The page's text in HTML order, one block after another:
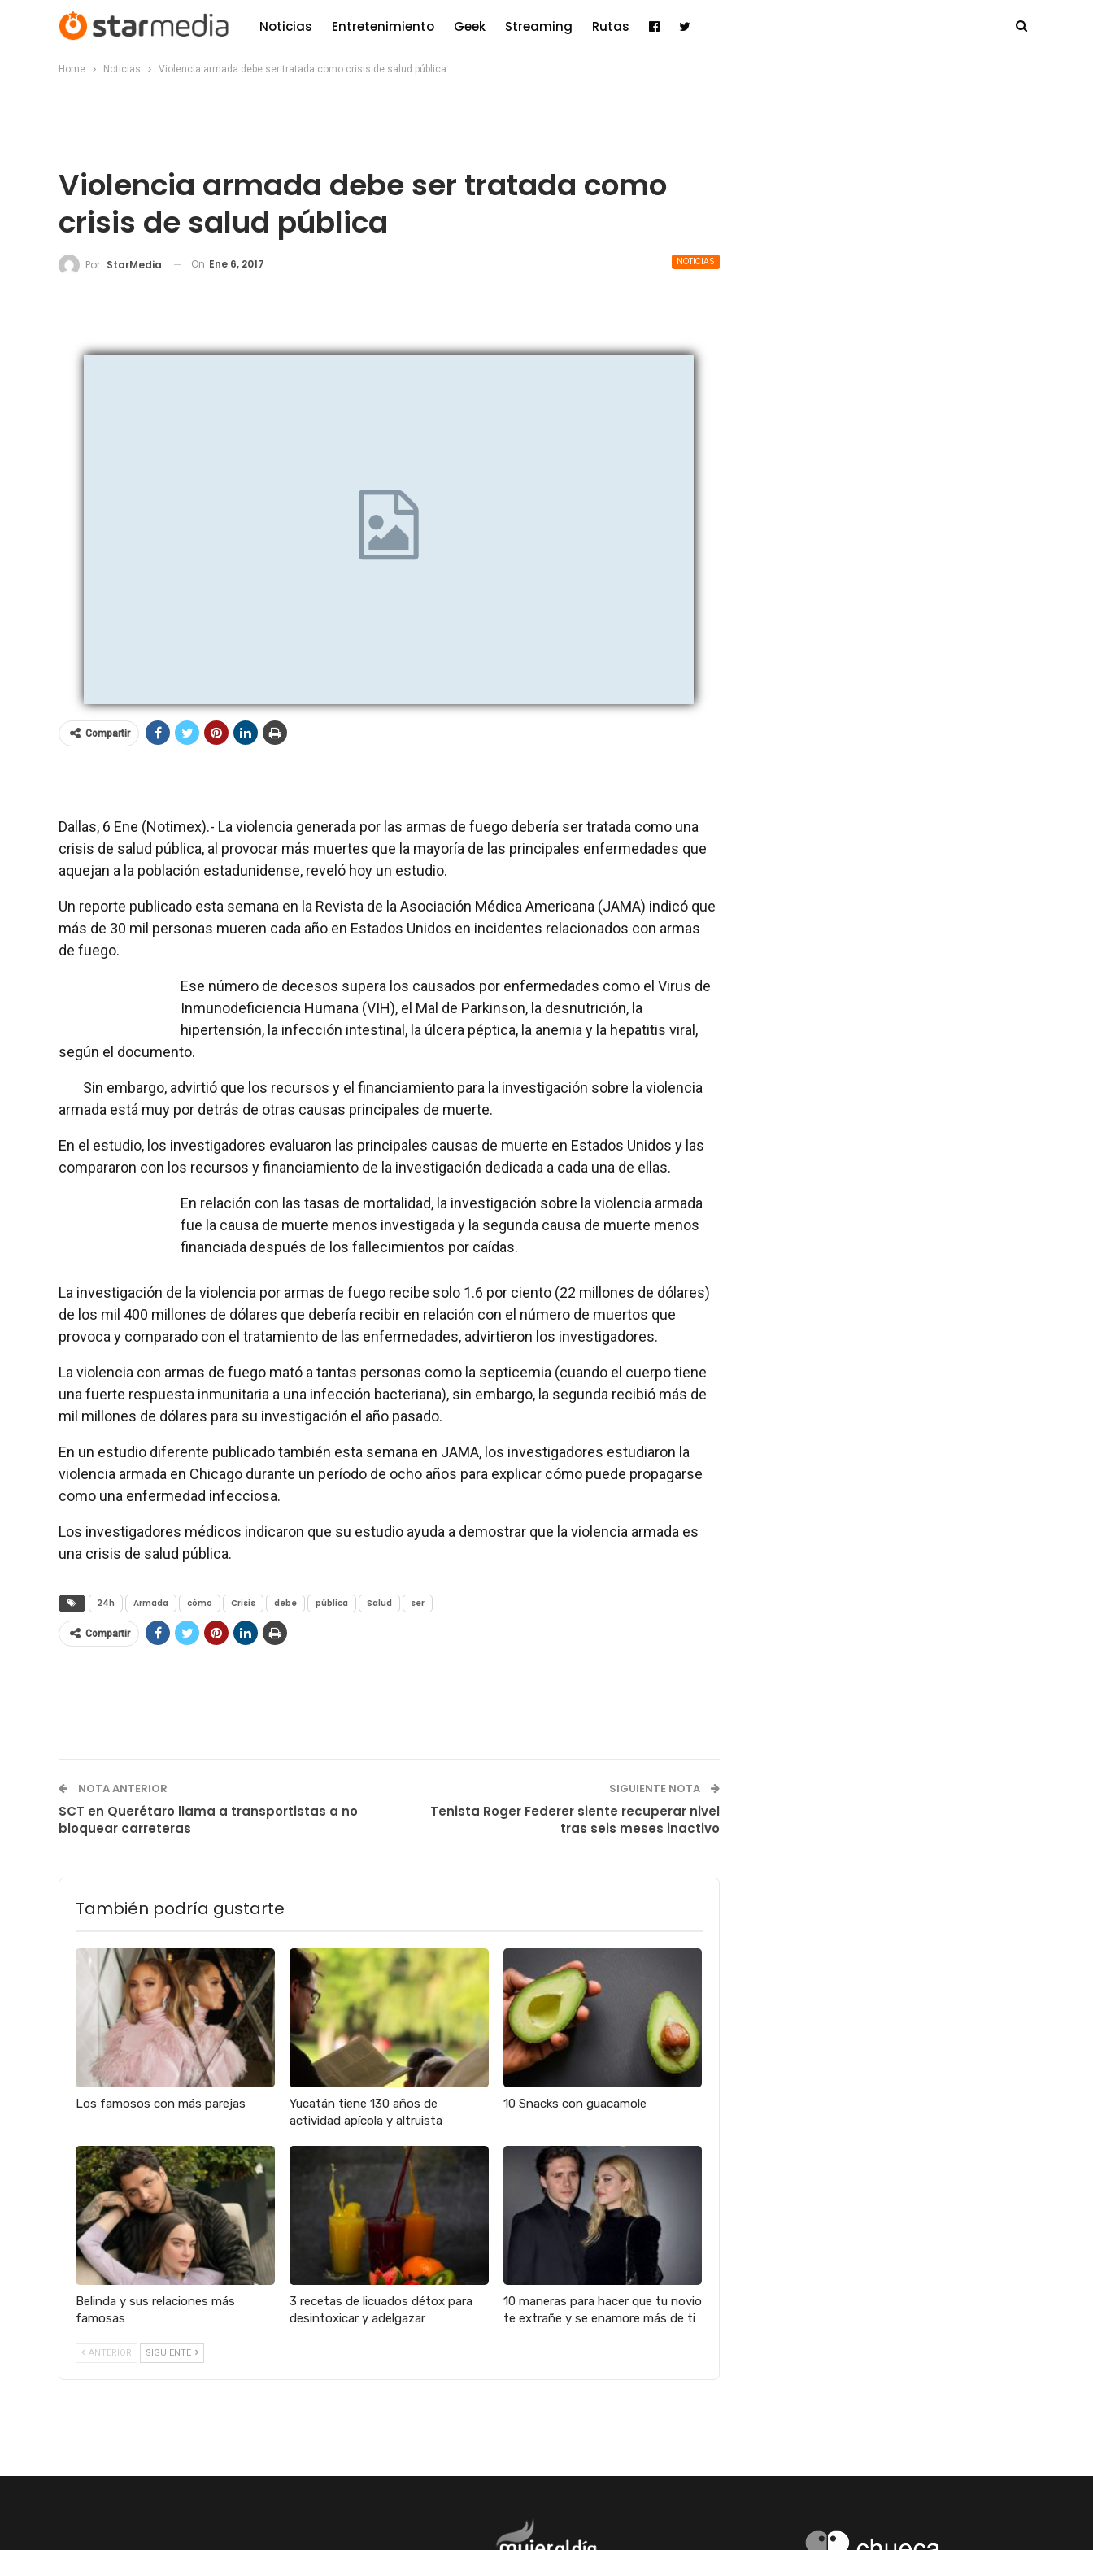
Noticias Entretenimiento Geek Streaming Rutas
Home Noticias Violencia armada debe ser tratada como crisis de salud pública
Violencia armada debe ser tratada como
crisis de salud pública
NOTICIAS
Por: StarMedia On Ene 6, 2017
Compartir
Dallas, 6 Ene (Notimex).- La violencia generada por las armas de fuego debería ser tratada como una
crisis de salud pública, al provocar más muertes que la mayoría de las principales enfermedades que
aquejan a la población estadunidense, reveló hoy un estudio.
Un reporte publicado esta semana en la Revista de la Asociación Médica Americana (JAMA) indicó que
más de 30 mil personas mueren cada año en Estados Unidos en incidentes relacionados con armas
de fuego.
Ese número de decesos supera los causados por enfermedades como el Virus de
Inmunodeficiencia Humana (VIH), el Mal de Parkinson, la desnutrición, la
hipertensión, la infección intestinal, la úlcera péptica, la anemia y la hepatitis viral,
según el documento.
Sin embargo, advirtió que los recursos y el financiamiento para la investigación sobre la violencia
armada está muy por detrás de otras causas principales de muerte.
En el estudio, los investigadores evaluaron las principales causas de muerte en Estados Unidos y las
compararon con los recursos y financiamiento de la investigación dedicada a cada una de ellas.
En relación con las tasas de mortalidad, la investigación sobre la violencia armada
fue la causa de muerte menos investigada y la segunda causa de muerte menos
financiada después de los fallecimientos por caídas.
La investigación de la violencia por armas de fuego recibe solo 1.6 por ciento (22 millones de dólares)
de los mil 400 millones de dólares que debería recibir en relación con el número de muertos que
provoca y comparado con el tratamiento de las enfermedades, advirtieron los investigadores.
La violencia con armas de fuego mató a tantas personas como la septicemia (cuando el cuerpo tiene
una fuerte respuesta inmunitaria a una infección bacteriana), sin embargo, la segunda recibió más de
mil millones de dólares para su investigación el año pasado.
En un estudio diferente publicado también esta semana en JAMA, los investigadores estudiaron la
violencia armada en Chicago durante un período de ocho años para explicar cómo puede propagarse
como una enfermedad infecciosa.
Los investigadores médicos indicaron que su estudio ayuda a demostrar que la violencia armada es
una crisis de salud pública.
24h Armada cómo Crisis debe pública Salud ser
Compartir
NOTA ANTERIOR
SCT en Querétaro llama a transportistas a no
bloquear carreteras
SIGUIENTE NOTA
Tenista Roger Federer siente recuperar nivel
tras seis meses inactivo
También podría gustarte
Los famosos con más parejas
Yucatán tiene 130 años de
actividad apícola y altruista
10 Snacks con guacamole
Belinda y sus relaciones más
famosas
3 recetas de licuados détox para
desintoxicar y adelgazar
10 maneras para hacer que tu novio
te extrañe y se enamore más de ti
ANTERIOR SIGUIENTE